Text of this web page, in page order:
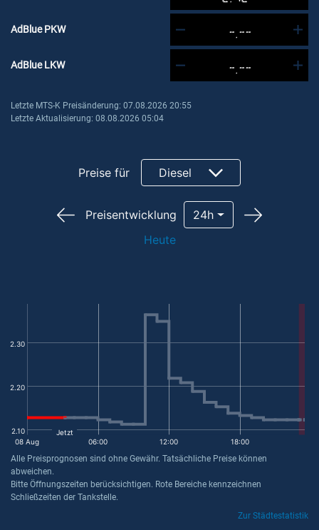
AdBlue PKW -.--
AdBlue LKW -.--
Letzte MTS-K Preisänderung: 07.08.2026 20:55
Letzte Aktualisierung: 08.08.2026 05:04
Preise für Diesel
Preisentwicklung
24h
Heute
2.10
2.20
2.30
08 Aug 06:00 12:00 18:00
Jetzt
Alle Preisprognosen sind ohne Gewähr. Tatsächliche Preise können
abweichen.
Bitte Öffnungszeiten berücksichtigen. Rote Bereiche kennzeichnen
Schließzeiten der Tankstelle.
Zur Städtestatistik